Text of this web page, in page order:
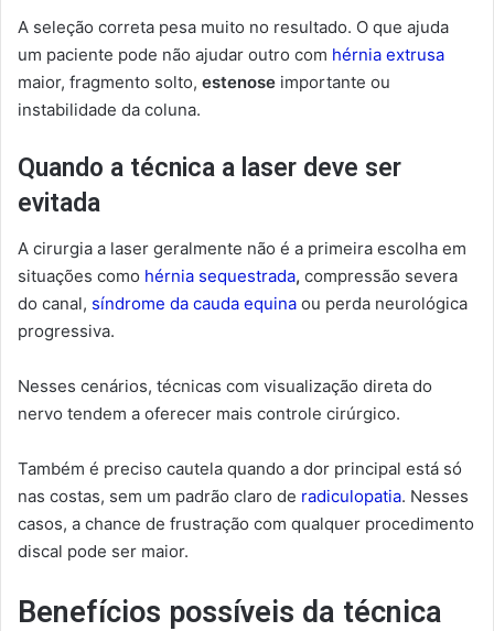
A seleção correta pesa muito no resultado. O que ajuda
um paciente pode não ajudar outro com hérnia extrusa
maior, fragmento solto, estenose importante ou
instabilidade da coluna.
Quando a técnica a laser deve ser
evitada
A cirurgia a laser geralmente não é a primeira escolha em
situações como hérnia sequestrada, compressão severa
do canal, síndrome da cauda equina ou perda neurológica
progressiva.
Nesses cenários, técnicas com visualização direta do
nervo tendem a oferecer mais controle cirúrgico.
Também é preciso cautela quando a dor principal está só
nas costas, sem um padrão claro de radiculopatia. Nesses
casos, a chance de frustração com qualquer procedimento
discal pode ser maior.
Benefícios possíveis da técnica